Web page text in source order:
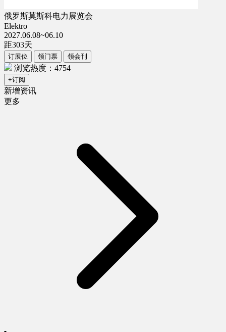
俄罗斯莫斯科电力展览会
Elektro
2027.06.08~06.10
距303天
订展位 领门票 领会刊
浏览热度：4754
+订阅
新增资讯
更多